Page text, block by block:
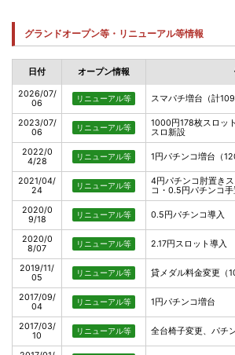
グランドオープン等・リニューアル等情報
日付 オープン情報
2026/07/
06
リニューアル等 スマパチ増台（計109
2023/07/
06
リニューアル等
1000円178枚スロッ
スロ新設
2022/0
4/28
リニューアル等 1円パチンコ増台（
2021/04/
24
リニューアル等
4円パチンコ肘置き
コ・0.5円パチンコ
2020/0
9/18
リニューアル等 0.5円パチンコ導入
2020/0
8/07
リニューアル等 2.17円スロット導入
2019/11/
05
リニューアル等 貸メダル料金変更（
2017/09/
04
リニューアル等 1円パチンコ増台
2017/03/
10
リニューアル等 全台椅子変更、パチ